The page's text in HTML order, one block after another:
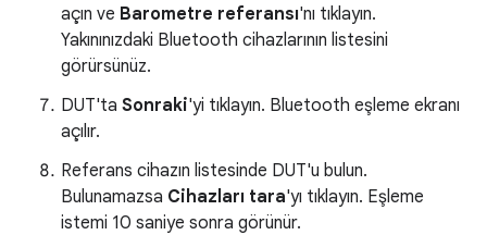
açın ve Barometre referansı'nı tıklayın.
Yakınınızdaki Bluetooth cihazlarının listesini
görürsünüz.
DUT'ta Sonraki'yi tıklayın. Bluetooth eşleme ekranı
açılır.
Referans cihazın listesinde DUT'u bulun.
Bulunamazsa Cihazları tara'yı tıklayın. Eşleme
istemi 10 saniye sonra görünür.